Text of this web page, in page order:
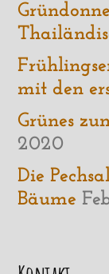
mit den
Grünes
2020
Die
Bäume